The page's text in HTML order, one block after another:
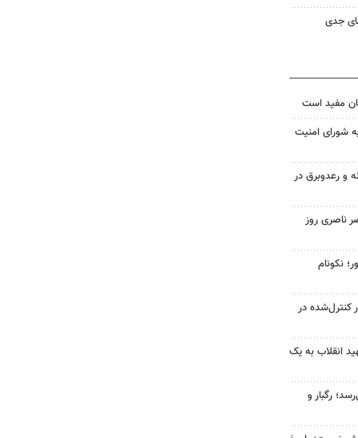
جدی
مفید است
شورای امنیت
و رعدوبرق در
ناصری روز
نکونام
کنترل‌شده در
انقلاب به یک
رگبار و